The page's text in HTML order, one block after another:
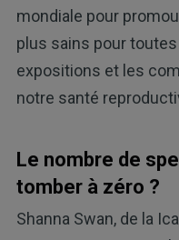
mondiale pour
plus sains pour
expositions et les
notre santé
Le nombre de
tomber à zéro ?
Shanna Swan, de la